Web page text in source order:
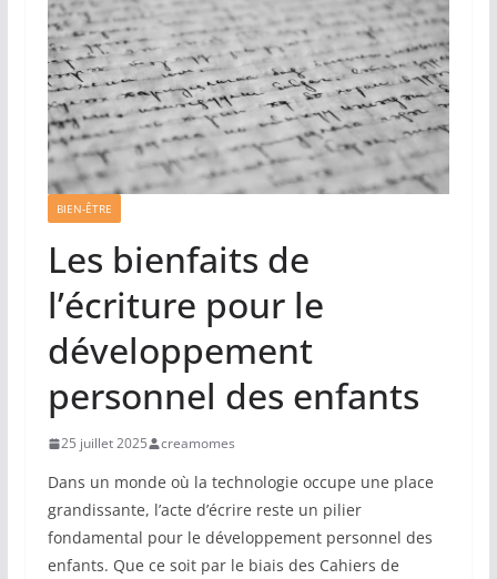
BIEN-ÊTRE
Les bienfaits de
l’écriture pour le
développement
personnel des enfants
25 juillet 2025 creamomes
Dans un monde où la technologie occupe une place
grandissante, l’acte d’écrire reste un pilier
fondamental pour le développement personnel des
enfants. Que ce soit par le biais des Cahiers de